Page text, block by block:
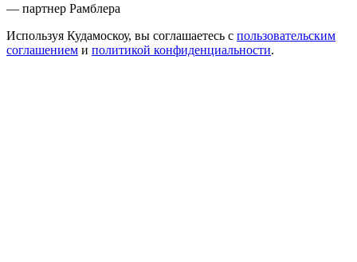
— партнер Рамблера
Используя Кудамоскоу, вы соглашаетесь с пользовательским
соглашением и политикой конфиденциальности.